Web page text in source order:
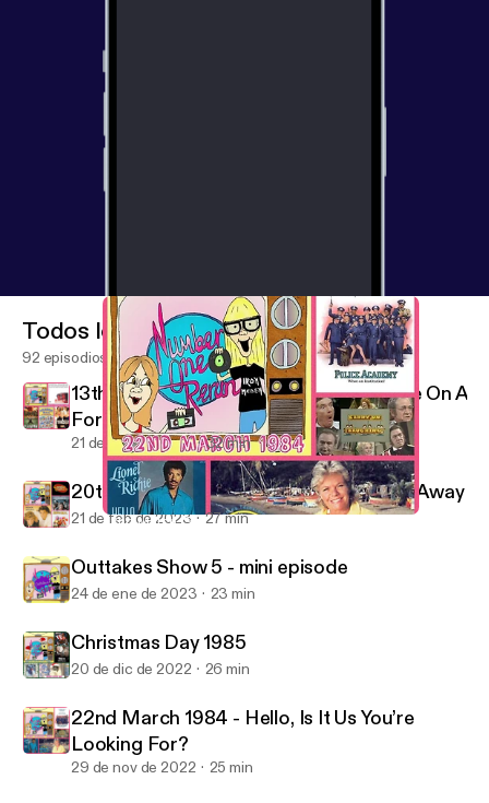
22nd March 1984 - Hello, Is It Us You’re Looking For?
Todos los episodios
92 episodios
13th February 1987 - Finally It’s Sausage On A
Fork Time
21 de mar de 2023 32 min
20th October 1984 - Dance Your Cares Away
21 de feb de 2023 27 min
Outtakes Show 5 - mini episode
24 de ene de 2023 23 min
Christmas Day 1985
20 de dic de 2022 26 min
22nd March 1984 - Hello, Is It Us You’re
Looking For?
29 de nov de 2022 25 min